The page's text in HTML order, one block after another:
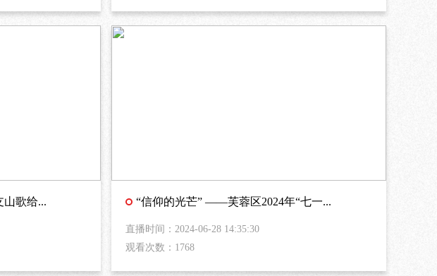
山歌给... “信仰的光芒” ——芙蓉区2024年“七一...
直播时间：2024-06-28 14:35:30
观看次数：1768